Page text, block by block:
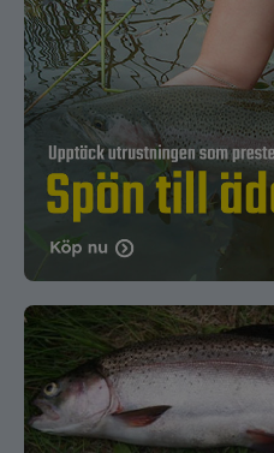
som är viktigast.
Anpassa spöet efter
Olika vatten och fiskarter
styrka. Spön för
predatorfiske är
optimalt under specifika
Kortare och lättare
spön ger bättre räckvidd
belastning.
Kolfiber ger låg vikt och
glasfiber erbjuder extra
valet beror på fiskesätt